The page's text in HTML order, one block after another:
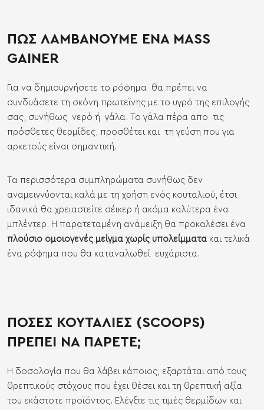
ΠΩΣ ΛΑΜΒΑΝΟΥΜΕ ΕΝΑ MASS
GAINER
Για να δημιουργήσετε το ρόφημα θα πρέπει να
συνδυάσετε τη σκόνη πρωτεϊνης με το υγρό της επιλογής
σας, συνήθως νερό ή γάλα. Το γάλα πέρα απο τις
πρόσθετες θερμίδες, προσθέτει και τη γεύση που για
αρκετούς είναι σημαντική.
Τα περισσότερα συμπληρώματα συνήθως δεν
αναμειγνύονται καλά με τη χρήση ενός κουταλιού, έτσι
ιδανικά θα χρειαστείτε σέικερ ή ακόμα καλύτερα ένα
μπλέντερ. Η παρατεταμένη ανάμειξη θα προκαλέσει ένα
πλούσιο ομοιογενές μείγμα χωρίς υπολείμματα και τελικά
ένα ρόφημα που θα καταναλωθεί ευχάριστα.
ΠΟΣΕΣ ΚΟΥΤΑΛΙΕΣ (SCOOPS)
ΠΡΕΠΕΙ ΝΑ ΠΑΡΕΤΕ;
Η δοσολογία που θα λάβει κάποιος, εξαρτάται από τους
θρεπτικούς στόχους που έχει θέσει και τη θρεπτική αξία
του εκάστοτε προϊόντος. Ελέγξτε τις τιμές θερμίδων και